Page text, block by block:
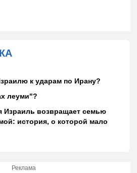
к ударам по Ирану?
леуми"?
Израиль возвращает семью
история, о которой мало
Реклама